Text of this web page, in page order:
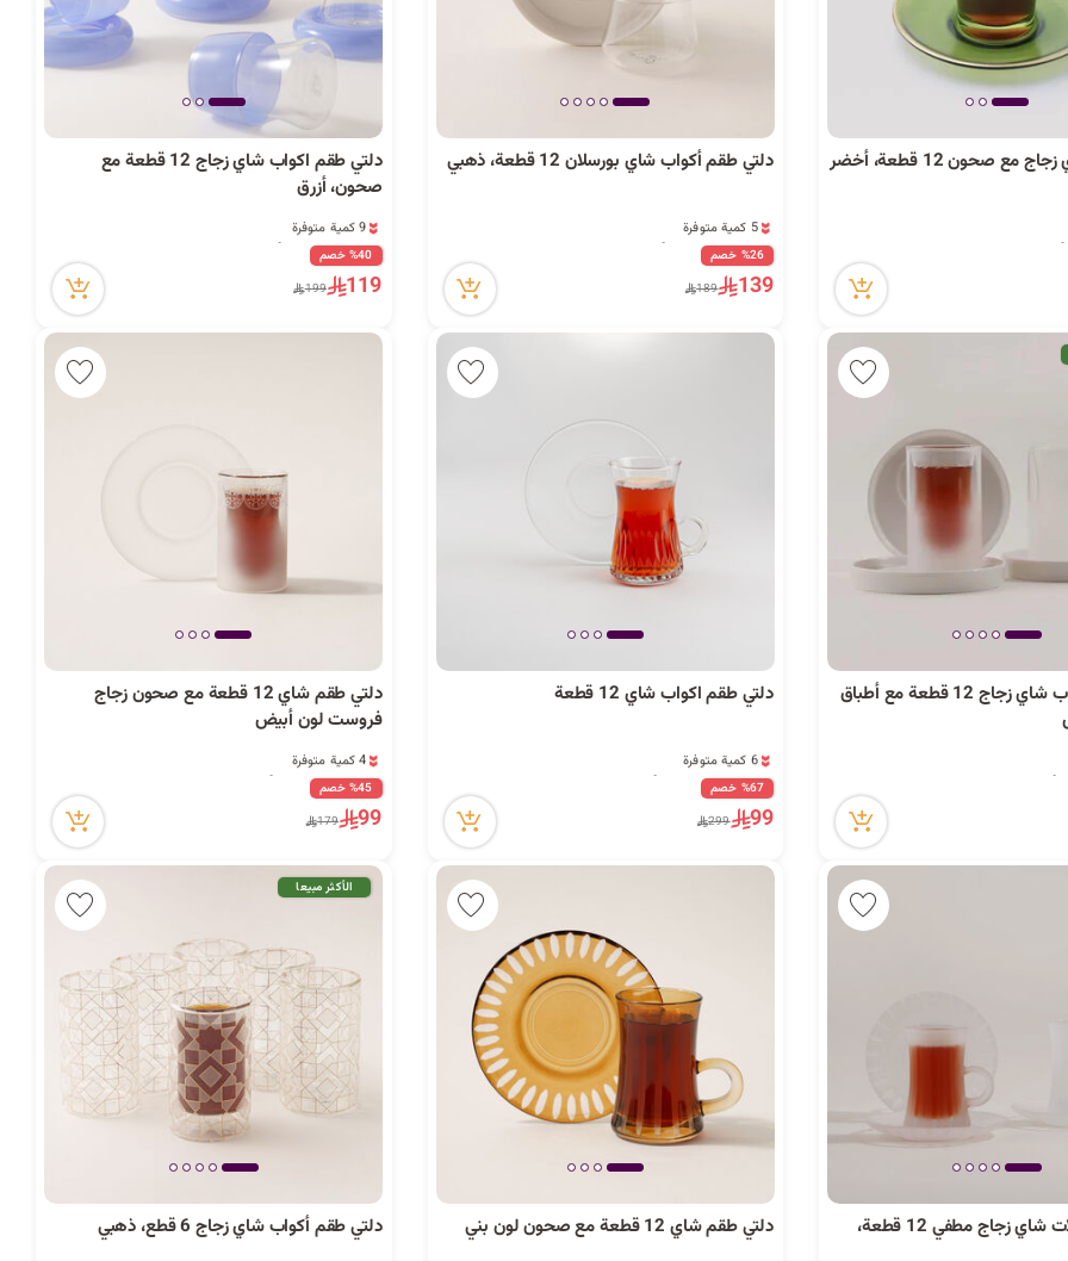
صحون 12 قطعة، أخضر دلتي طقم أكواب شاي بورسلان 12 قطعة، ذهبي
20 مشاهدة مؤخراً
5 كمية متوفرة
20 مشاهدة مؤخراً
%26 خصم
139
189
دلتي طقم اكواب شاي زجاج 12 قطعة مع
صحون، أزرق
9 مشاهدة مؤخراً
9 كمية متوفرة
9 مشاهدة مؤخراً
%40 خصم
119
199
دلتي طقم أكواب شاي زجاج 12 قطعة مع أطباق
دلتي طقم اكواب شاي 12 قطعة
1 قطعة بيعت مؤخراً
20 مشاهدة مؤخراً
6 كمية متوفرة
%67 خصم
99
299
دلتي طقم شاي 12 قطعة مع صحون زجاج
فروست لون أبيض
46 مشاهدة مؤخراً
4 كمية متوفرة
46 مشاهدة مؤخراً
%45 خصم
99
179
دلتي طقم بيالات شاي زجاج مطفي 12 قطعة،
دلتي طقم شاي 12 قطعة مع صحون لون بني
الأكثر مبيعا
دلتي طقم أكواب شاي زجاج 6 قطع، ذهبي